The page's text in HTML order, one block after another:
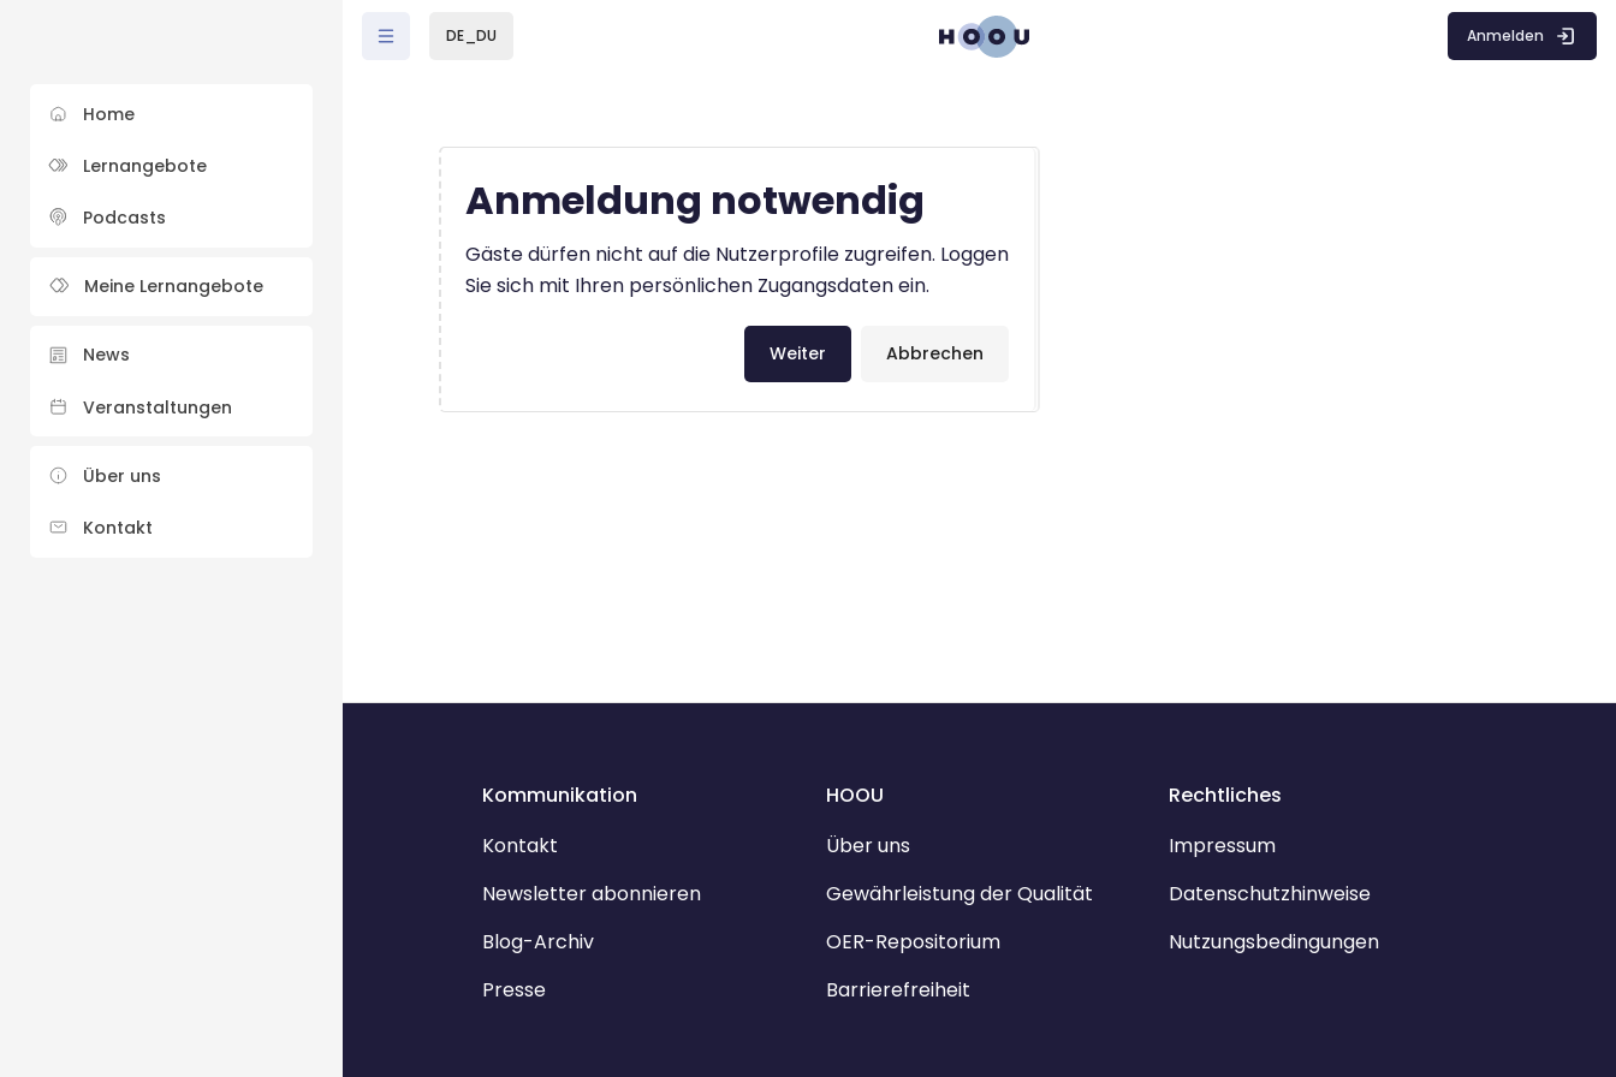
Home
Lernangebote
Podcasts
Meine Lernangebote
News
Veranstaltungen
Über uns
Kontakt
DE_DU Anmelden
Anmeldung notwendig
Gäste dürfen nicht auf die Nutzerprofile zugreifen. Loggen
Sie sich mit Ihren persönlichen Zugangsdaten ein.
Abbrechen
Weiter
Kommunikation
Kontakt
Newsletter abonnieren
Blog-Archiv
Presse
HOOU
Über uns
Gewährleistung der Qualität
OER-Repositorium
Barrierefreiheit
Rechtliches
Impressum
Datenschutzhinweise
Nutzungsbedingungen